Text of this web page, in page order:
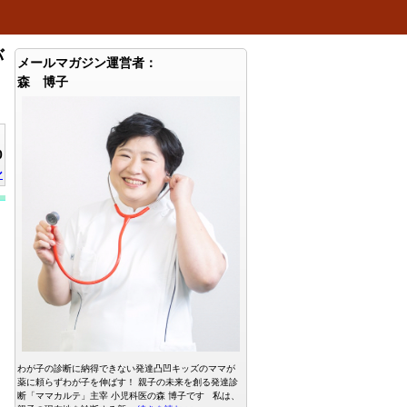
メールマガジン運営者：
森 博子
わが子の診断に納得できない発達凸凹キッズのママが
薬に頼らずわが子を伸ばす！ 親子の未来を創る発達診
断「ママカルテ」主宰 小児科医の森 博子です 私は、